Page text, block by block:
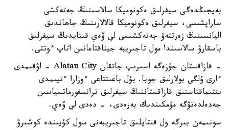
بەيجىڭدەگى سيفرلىق ەكونوميكا سالاسىنىڭ جەتەكشى
ساراپشىسى، سيفرلىق ەكونوميكا قالالارىنىڭ جاھاندىق
اليانسىنىڭ زەرتتەۋ جەتەكشىسى لي ۆەي قىتايدىڭ سيفرلىق
باسقارۋ سالاسىندا مول تاجىريبە جيناقتاعانىن اتاپ ءوتتى.
- قازاقستان جۇزەگە اسىرىپ جاتقان Alatau City - اۋقىمدى
ءارى ۇلگى بولارلىق جوبا. بۇل باعىتتاعى ءوزارا ءتيىمدى
ىنتىماقتاستىق قازاقستاننىڭ سيفرلىق ترانسفورماتسياسىن
جەدەلدەتۋگە مۇمكىندىك بەرەدى، - دەدى لي ۆەي.
سونىمەن بىرگە ول قىتايلىق تاجىريبەنى سول كۇيىندە كوشىرۋ